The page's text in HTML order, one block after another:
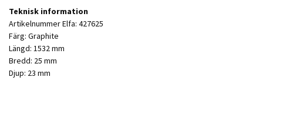
Teknisk information
Artikelnummer Elfa: 427625
Färg: Graphite
Längd: 1532 mm
Bredd: 25 mm
Djup: 23 mm